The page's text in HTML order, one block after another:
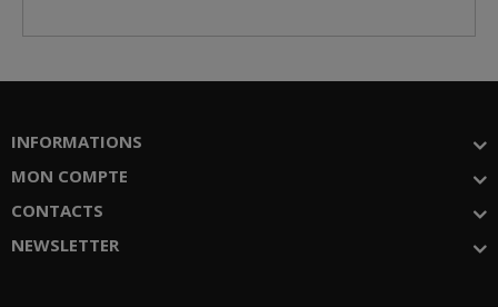
INFORMATIONS
MON COMPTE
CONTACTS
NEWSLETTER